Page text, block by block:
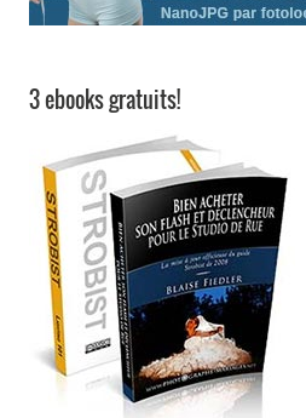
3 ebooks gratuits!